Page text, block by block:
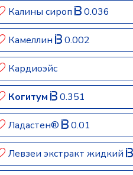
Калины сироп 0.036
Камеллин 0.002
Кардиоэйс
Когитум 0.351
Ладастен® 0.01
Левзеи экстракт жидкий